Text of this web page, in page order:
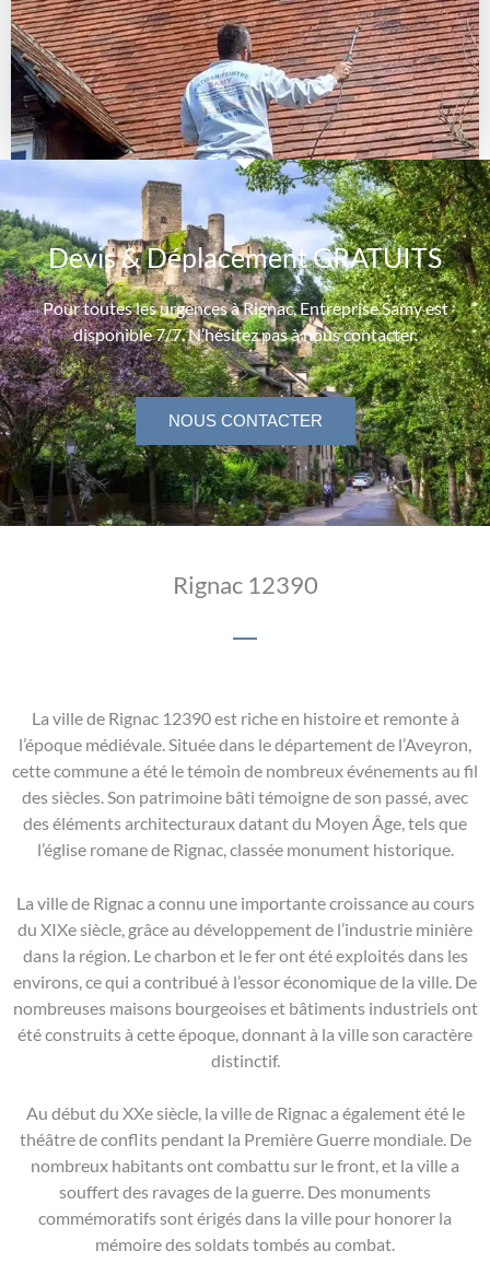
Devis & Déplacement GRATUITS
Pour toutes les urgences à Rignac, Entreprise Samy est
disponible 7/7. N’hésitez pas à nous contacter.
NOUS CONTACTER
Rignac 12390
La ville de Rignac 12390 est riche en histoire et remonte à
l’époque médiévale. Située dans le département de l’Aveyron,
cette commune a été le témoin de nombreux événements au fil
des siècles. Son patrimoine bâti témoigne de son passé, avec
des éléments architecturaux datant du Moyen Âge, tels que
l’église romane de Rignac, classée monument historique.
La ville de Rignac a connu une importante croissance au cours
du XIXe siècle, grâce au développement de l’industrie minière
dans la région. Le charbon et le fer ont été exploités dans les
environs, ce qui a contribué à l’essor économique de la ville. De
nombreuses maisons bourgeoises et bâtiments industriels ont
été construits à cette époque, donnant à la ville son caractère
distinctif.
Au début du XXe siècle, la ville de Rignac a également été le
théâtre de conflits pendant la Première Guerre mondiale. De
nombreux habitants ont combattu sur le front, et la ville a
souffert des ravages de la guerre. Des monuments
commémoratifs sont érigés dans la ville pour honorer la
mémoire des soldats tombés au combat.